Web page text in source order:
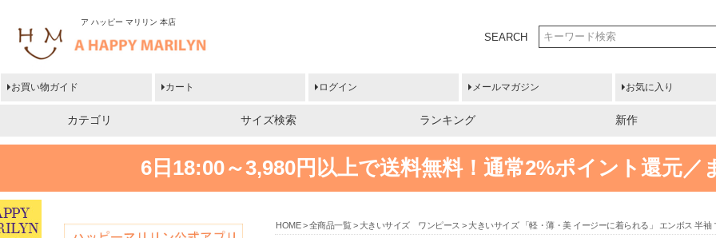
ア ハッピー マリリン 本店
SEARCH
お買い物ガイド カート ログイン メールマガジン お気に入り
カテゴリ サイズ検索 ランキング 新作
6日18:00～3,980円以上で送料無料！ 通常2%ポイント還元／
HOME 全商品一覧 大きいサイズ ワンピース 大きいサイズ 「軽・薄・美 イージーに着られる」 エンボス 半